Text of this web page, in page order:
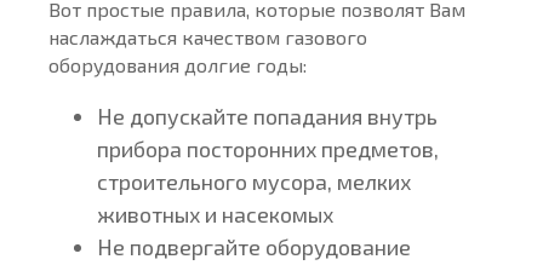
Вот простые правила, которые позволят Вам
наслаждаться качеством газового
оборудования долгие годы:
Не допускайте попадания внутрь
прибора посторонних предметов,
строительного мусора, мелких
животных и насекомых
Не подвергайте оборудование